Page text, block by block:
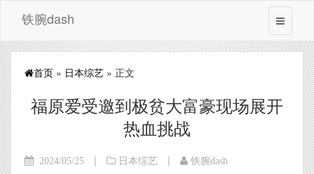
铁腕dash
首页 » 日本综艺 » 正文
福原爱受邀到极贫大富豪现场展开
热血挑战
2024/05/25 | 日本综艺 | 铁腕dash